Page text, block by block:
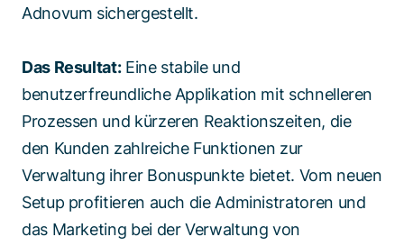
Adnovum sichergestellt.
Das Resultat: Eine stabile und
benutzerfreundliche Applikation mit schnelleren
Prozessen und kürzeren Reaktionszeiten, die
den Kunden zahlreiche Funktionen zur
Verwaltung ihrer Bonuspunkte bietet. Vom neuen
Setup profitieren auch die Administratoren und
das Marketing bei der Verwaltung von